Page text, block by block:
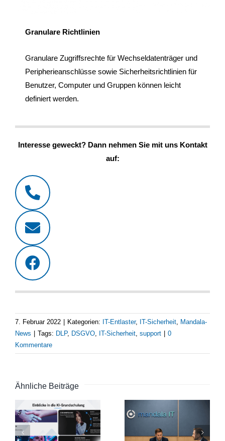
Granulare Richtlinien
Granulare Zugriffsrechte für Wechseldatenträger und
Peripherieanschlüsse sowie Sicherheitsrichtlinien für
Benutzer, Computer und Gruppen können leicht
definiert werden.
Interesse geweckt? Dann nehmen Sie mit uns Kontakt
auf:
7. Februar 2022 Kategorien: IT-Entlaster, IT-Sicherheit
Mandala-
News
Tags: DLP, DSGVO IT-Sicherheit support
0
Kommentare
Ähnliche Beiträge